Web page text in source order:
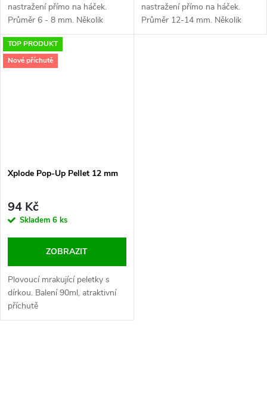
nastražení přímo na háček.
Průměr 6 - 8 mm. Několik
atraktivních příchutí
nastražení přímo na háček.
Průměr 12-14 mm. Několik
atraktivních příchutí
TOP PRODUKT
Nové příchutě
Xplode Pop-Up Pellet 12 mm
94 Kč
Skladem 6 ks
ZOBRAZIT
Plovoucí mrakující peletky s
dírkou. Balení 90ml, atraktivní
příchutě